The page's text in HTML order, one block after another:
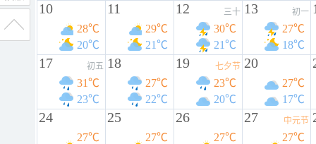
10
28℃
20℃
11
29℃
21℃
12 三十
30℃
21℃
13 初一
27℃
18℃
17 初五
31℃
23℃
18
27℃
22℃
19 七夕节
23℃
20℃
20
27℃
17℃
24
27℃
25
27℃
26
27℃
27 中元节
27℃